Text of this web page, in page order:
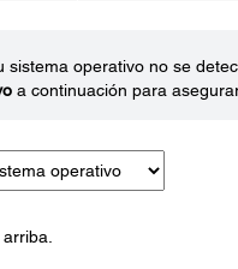
sistema operativo no se
a continuación para